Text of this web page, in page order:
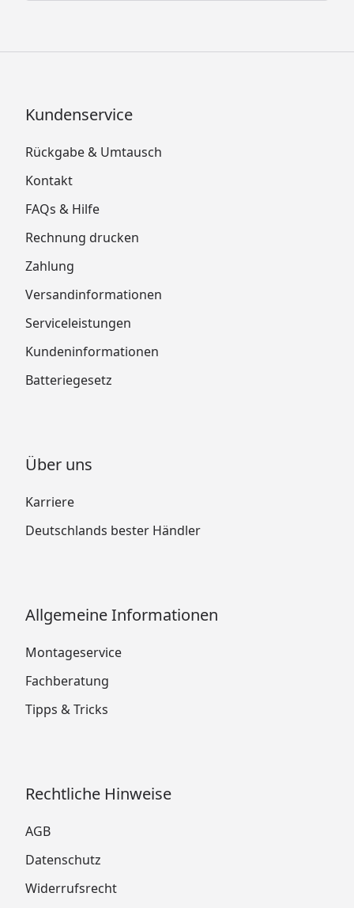
Kundenservice
Rückgabe & Umtausch
Kontakt
FAQs & Hilfe
Rechnung drucken
Zahlung
Versandinformationen
Serviceleistungen
Kundeninformationen
Batteriegesetz
Über uns
Karriere
Deutschlands bester Händler
Allgemeine Informationen
Montageservice
Fachberatung
Tipps & Tricks
Rechtliche Hinweise
AGB
Datenschutz
Widerrufsrecht